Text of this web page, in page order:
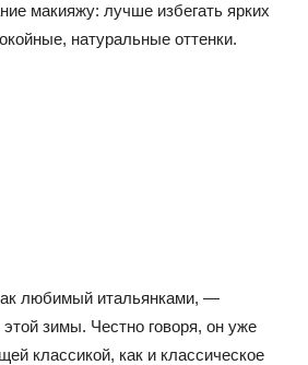
макияжу: лучше избегать ярких
натуральные оттенки.
любимый итальянками, —
зимы. Честно говоря, он уже
классикой, как и классическое